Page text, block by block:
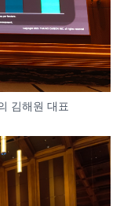
김해원 대표